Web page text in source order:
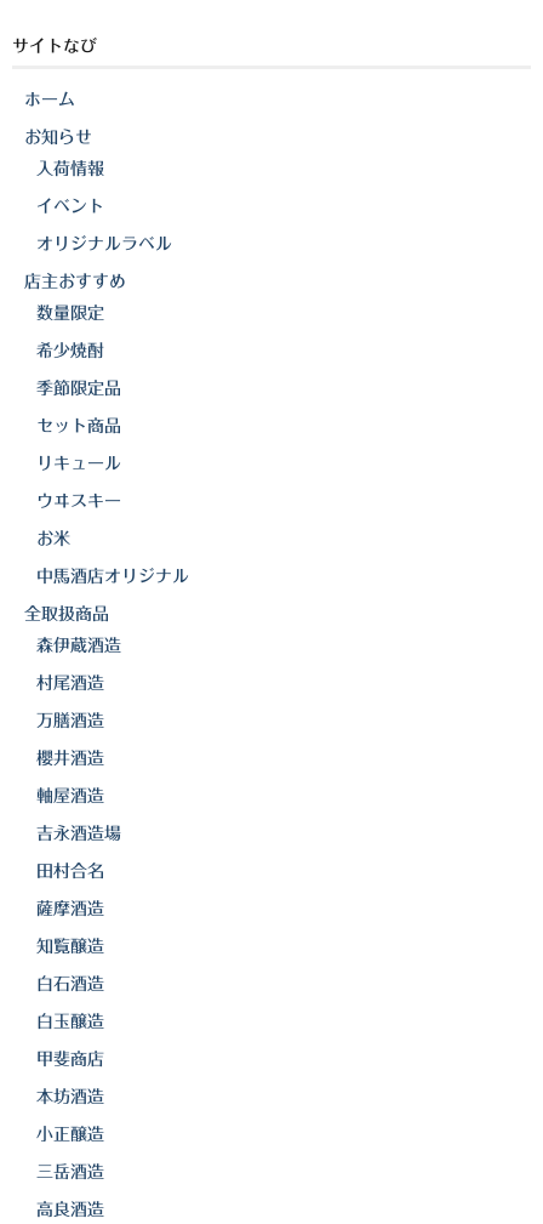
三岳酒造
久保酒造
宮田本店
佐藤酒造
さつま無双
丸西酒造
神川酒造
白金酒造
田崎酒造
三和酒類
京屋酒造
配送について
特定商取引法の表記
b
o
o
k
サイトなび
ホーム
お知らせ
入荷情報
イベント
オリジナルラベル
店主おすすめ
数量限定
希少焼酎
季節限定品
セット商品
リキュール
ウヰスキー
お米
中馬酒店オリジナル
全取扱商品
森伊蔵酒造
村尾酒造
万膳酒造
櫻井酒造
軸屋酒造
吉永酒造場
田村合名
薩摩酒造
知覧醸造
白石酒造
白玉醸造
甲斐商店
本坊酒造
小正醸造
三岳酒造
高良酒造